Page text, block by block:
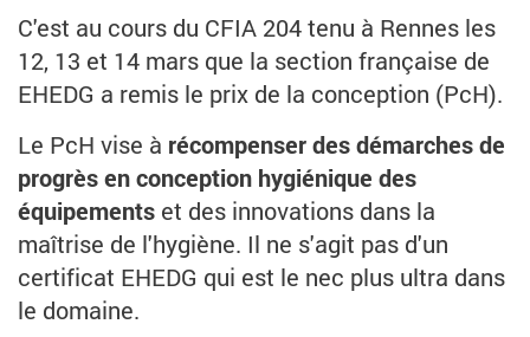
C'est au cours du CFIA 204 tenu à Rennes les
12, 13 et 14 mars que la section française de
EHEDG a remis le prix de la conception (PcH).
Le PcH vise à récompenser des démarches de
progrès en conception hygiénique des
équipements et des innovations dans la
maîtrise de l'hygiène. Il ne s'agit pas d'un
certificat EHEDG qui est le nec plus ultra dans
le domaine.